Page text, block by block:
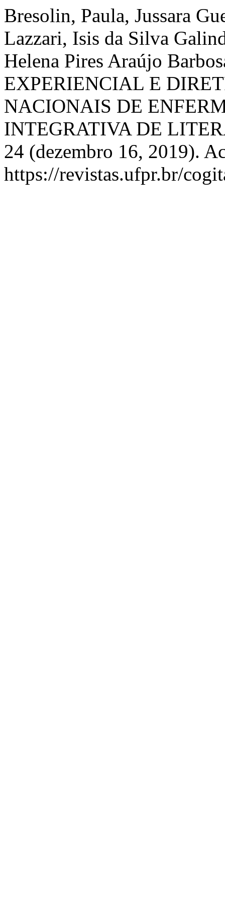
Bresolin, Paula, Jussara
Lazzari, Isis da Silva
Helena Pires Araújo
EXPERIENCIAL E
NACIONAIS DE
INTEGRATIVA DE
24 (dezembro 16, 2019).
https://revistas.ufpr.br/